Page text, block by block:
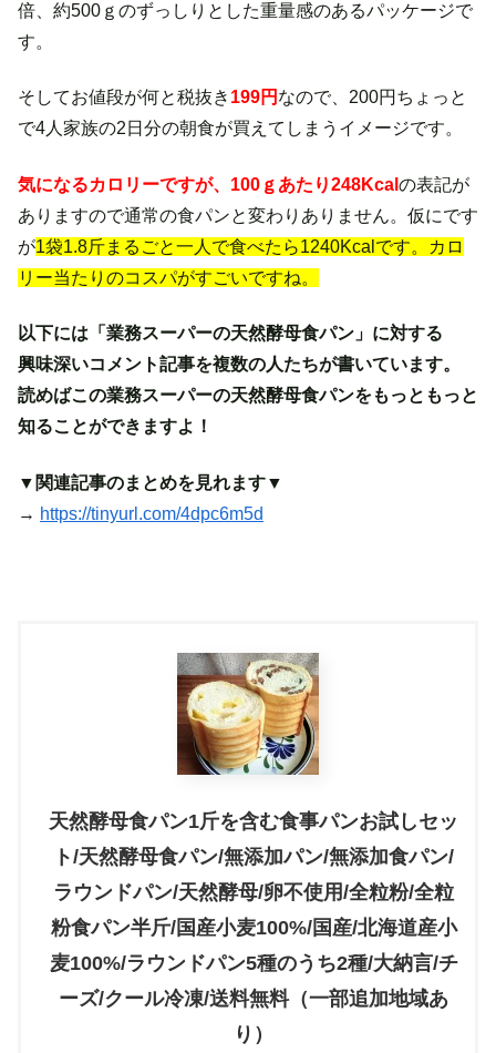
倍、約500ｇのずっしりとした重量感のあるパッケージで
す。
そしてお値段が何と税抜き 199円 なので、200円ちょっと
で4人家族の2日分の朝食が買えてしまうイメージです。
気になるカロリーですが、100ｇあたり248Kcal の表記が
ありますので通常の食パンと変わりありません。仮にです
が1袋1.8斤まるごと一人で食べたら1240Kcalです。カロ
リー当たりのコスパがすごいですね。
以下には「業務スーパーの天然酵母食パン」に対する
興味深いコメント記事を複数の人たちが書いています。
読めばこの業務スーパーの天然酵母食パンをもっともっと
知ることができますよ！
▼ 関連記事のまとめを見れます▼
→ https://tinyurl.com/4dpc6m5d
天然酵母食パン1斤を含む食事パンお試しセッ
ト/天然酵母食パン/無添加パン/無添加食パン/
ラウンドパン/天然酵母/卵不使用/全粒粉/全粒
粉食パン半斤/国産小麦100%/国産/北海道産小
麦100%/ラウンドパン5種のうち2種/大納言/チ
ーズ/クール冷凍/送料無料（一部追加地域あ
り）